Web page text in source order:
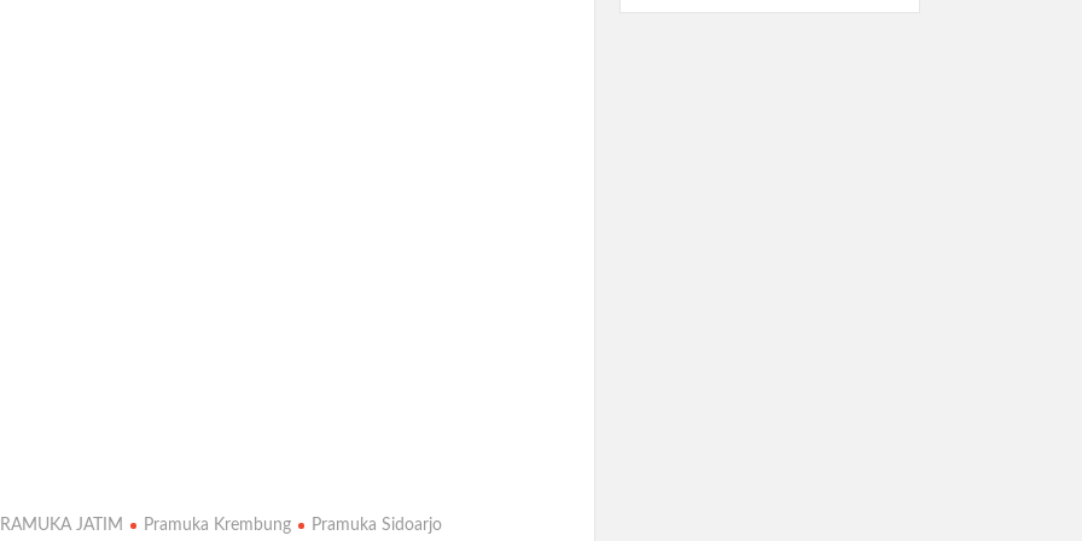
JATIM Pramuka Krembung Pramuka Sidoarjo